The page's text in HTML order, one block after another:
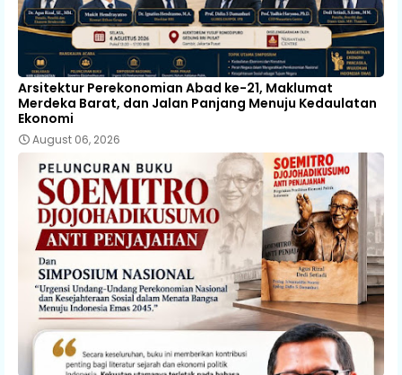
Arsitektur Perekonomian Abad ke-21, Maklumat
Merdeka Barat, dan Jalan Panjang Menuju Kedaulatan
Ekonomi
August 06, 2026